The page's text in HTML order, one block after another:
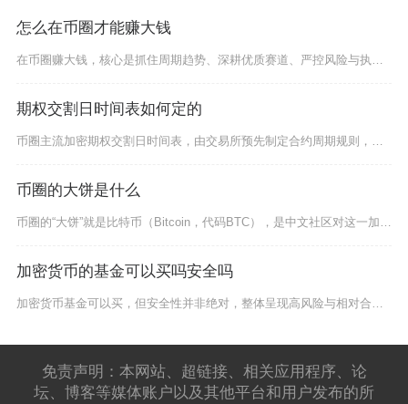
怎么在币圈才能赚大钱
在币圈赚大钱，核心是抓住周期趋势、深耕优质赛道、严控风险与执行铁律，再叠加早期生态参与与认
期权交割日时间表如何定的
币圈主流加密期权交割日时间表，由交易所预先制定合约周期规则，结合周度、月度、季度分层设置，
币圈的大饼是什么
币圈的“大饼”就是比特币（Bitcoin，代码BTC），是中文社区对这一加密资产的主流俗称
加密货币的基金可以买吗安全吗
加密货币基金可以买，但安全性并非绝对，整体呈现高风险与相对合规并存的状态，境内直接参与不受
免责声明：本网站、超链接、相关应用程序、论
坛、博客等媒体账户以及其他平台和用户发布的所